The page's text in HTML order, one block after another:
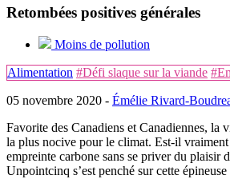
Retombées positives générales
Moins de pollution
Alimentation #Défi slaque sur la viande
05 novembre 2020 - Émélie Rivard-
Favorite des Canadiens et Canadiennes, la
la plus nocive pour le climat. Est-il
empreinte carbone sans se priver du plaisir
Unpointcinq s’est penché sur cette